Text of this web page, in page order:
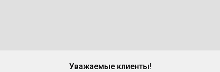
Уважаемые клиенты!